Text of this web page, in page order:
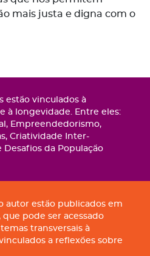
mais justa e digna com o
estão vinculados à
à longevidade. Entre eles:
Empreendedorismo,
Criatividade Inter-
da População
autor estão publicados em
pode ser acessado
transversais à
a reflexões sobre